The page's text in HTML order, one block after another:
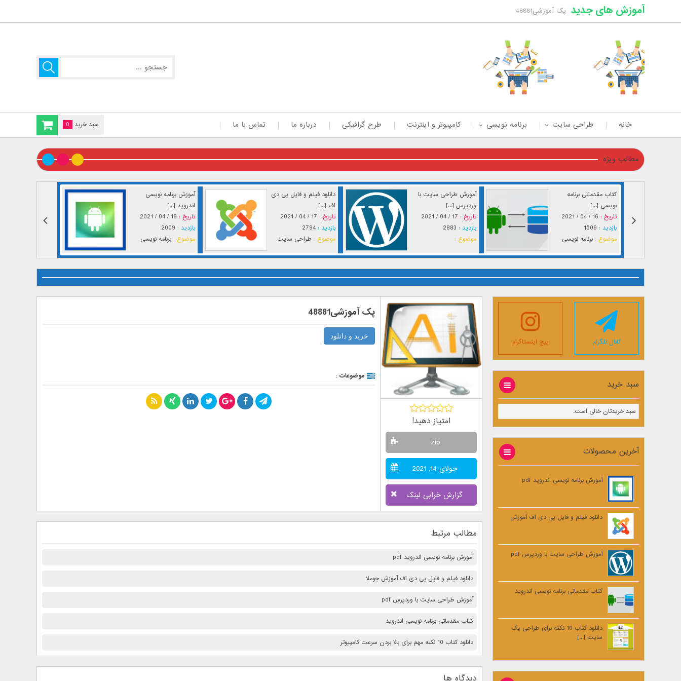
آموزش های جدید پک آموزشی48881
سبد خرید 0 خانه طراحی سایت برنامه نویسی کامپیوتر و اینترنت طرح گرافیکی درباره ما تماس با ما
مطالب ویژه
آموزش برنامه نویسی
اندروید [...]
تاریخ : 18 / 04 / 2021
بازدید : 2009
موضوع :برنامه نویسی
دانلود فیلم و فایل پی دی
اف [...]
تاریخ : 17 / 04 / 2021
بازدید : 2794
موضوع : طراحی سایت
آموزش طراحی سایت با
وردپرس [...]
تاریخ : 17 / 04 / 2021
بازدید : 2883
موضوع :
کتاب مقدماتی برنامه
نویسی [...]
تاریخ : 16 / 04 / 2021
بازدید : 1509
موضوع : برنامه نویسی
امتیاز دهید!
zip
جولای 14, 2021
گزارش خرابی لینک
پک آموزشی48881
خرید و دانلود
موضوعات :
مطالب مرتبط
آموزش برنامه نویسی اندروید pdf
دانلود فیلم و فایل پی دی اف آموزش جوملا
آموزش طراحی سایت با وردپرس pdf
کتاب مقدماتی برنامه نویسی اندروید
دانلود کتاب 10 نكته مهم برای بالا بردن سرعت كامپيوتر
دیدگاه ها
کانال تلگرام پیج اینستاگرام
سبد خرید
سبد خریدتان خالی است.
آخرین محصولات
آموزش برنامه نویسی اندروید pdf
دانلود فیلم و فایل پی دی اف آموزش
آموزش طراحی سایت با وردپرس pdf
کتاب مقدماتی برنامه نویسی اندروید
دانلود کتاب 10 نکته برای طراحی یک
سایت [...]